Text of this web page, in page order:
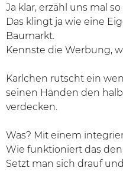
Ja klar, erzähl uns mal
Das klingt ja wie eine
Baumarkt.
Kennste die Werbung,
Karlchen rutscht ein
seinen Händen den
verdecken.
Was? Mit einem
Wie funktioniert das
Setzt man sich drauf